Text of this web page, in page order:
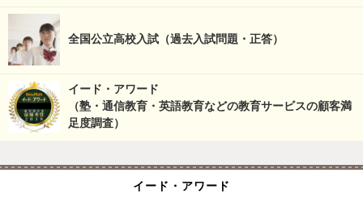
全国公立高校入試（過去入試問題・正答）
イード・アワード
（塾・通信教育・英語教育などの教育サービスの顧客満
足度調査）
イード・アワード